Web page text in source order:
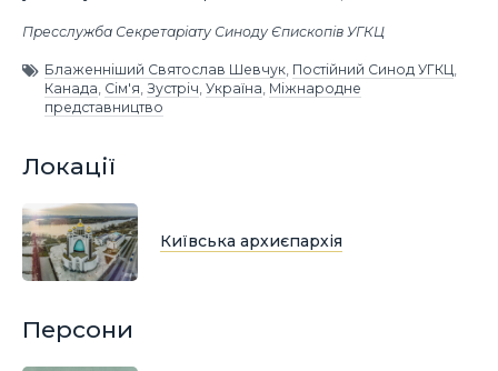
Пресслужба Секретаріату Синоду Єпископів УГКЦ
Блаженніший Святослав Шевчук, Постійний Синод УГКЦ,
Канада, Сім'я, Зустріч, Україна, Міжнародне
представництво
Локації
Київська архиєпархія
Персони